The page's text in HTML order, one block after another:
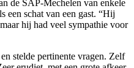
de SAP-Mechelen van enkele
een schat van een gast. “Hij
hij had veel sympathie voor
stelde pertinente vragen. Zelf